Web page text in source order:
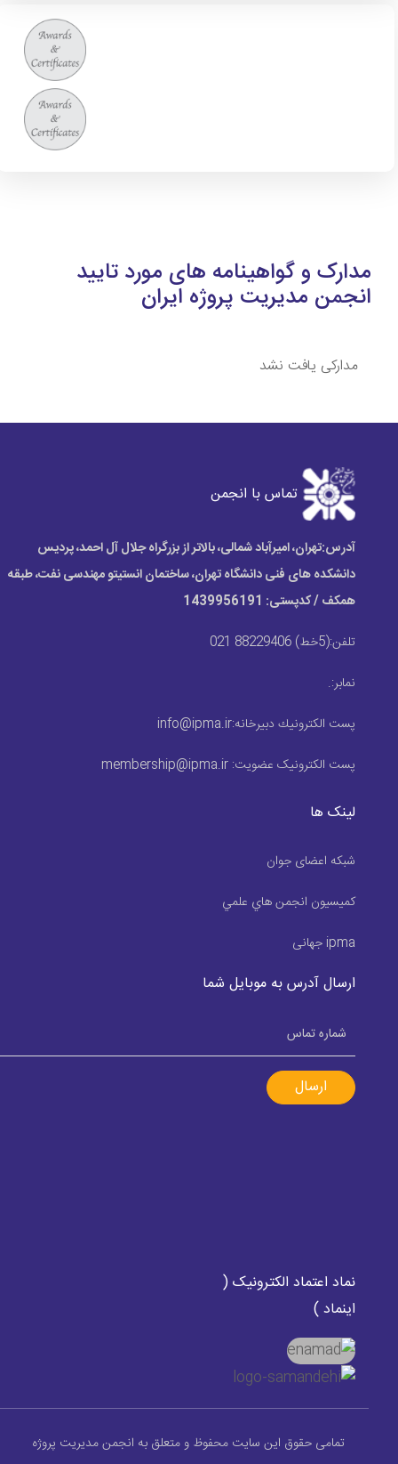
مدارک و گواهینامه های مورد تایید
انجمن مدیریت پروژه ایران
مدارکی یافت نشد
تماس با انجمن
آدرس:تهران، امیرآباد شمالی، بالاتر از بزرگراه جلال آل احمد، پردیس
دانشکده های فنی دانشگاه تهران، ساختمان انستیتو مهندسی نفت، طبقه
همکف / کدپستی: 1439956191
تلفن:(5خط) 88229406 021
نمابر:.
پست الكترونيك دبیرخانه:info@ipma.ir
پست الکترونیک عضویت:membership@ipma.ir
لینک ها
شبکه اعضای جوان
كميسيون انجمن هاي علمي
ipma جهانی
ارسال آدرس به موبایل شما
ارسال
نماد اعتماد الکترونیک (
اینماد )
تمامی حقوق این سایت محفوظ و متعلق به انجمن مدیریت پروژه